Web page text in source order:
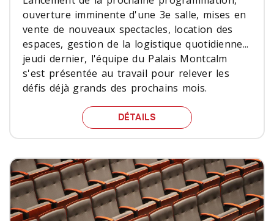
ouverture imminente d'une 3e salle, mises en
vente de nouveaux spectacles, location des
espaces, gestion de la logistique quotidienne...
jeudi dernier, l'équipe du Palais Montcalm
s'est présentée au travail pour relever les
défis déjà grands des prochains mois.
DÉTAILS UN MATIN COMME LES